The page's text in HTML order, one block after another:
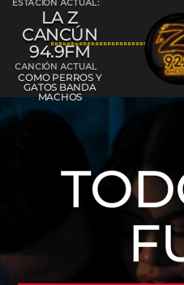
ESTACIÓN ACTUAL:
LA Z
CANCÚN
94.9FM
CANCIÓN ACTUAL
COMO PERROS Y
GATOS BANDA
MACHOS